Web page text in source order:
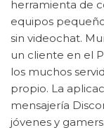
herramienta de
equipos
sin videochat.
un cliente en el
los muchos
propio. La
mensajería
jóvenes y gamers.